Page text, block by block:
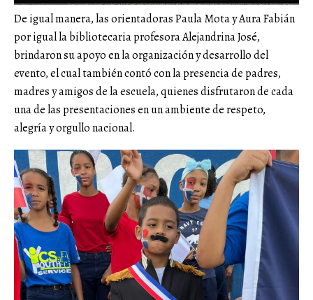
De igual manera, las orientadoras Paula Mota y Aura Fabián
por igual la bibliotecaria profesora Alejandrina José,
brindaron su apoyo en la organización y desarrollo del
evento, el cual también contó con la presencia de padres,
madres y amigos de la escuela, quienes disfrutaron de cada
una de las presentaciones en un ambiente de respeto,
alegría y orgullo nacional.